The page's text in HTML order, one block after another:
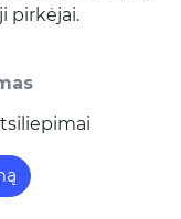
pirkėjai.